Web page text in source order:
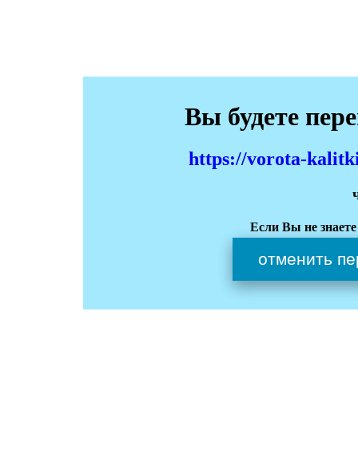
Вы будете
https://vorota-
Если Вы не
отменить